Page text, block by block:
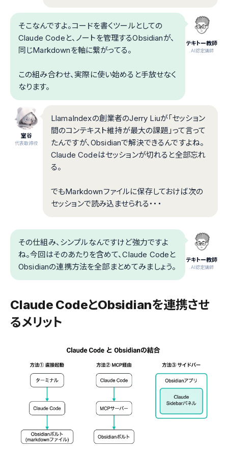
テキトー教師
.AI認定講師
そこなんですよ。コードを書くツールとしての
Claude Codeと、ノートを管理するObsidianが、
同じMarkdownを軸に繋がってる。
この組み合わせ、実際に使い始めると手放せなく
なります。
室谷
代表取締役
LlamaIndexの創業者のJerry Liuが「セッション
間のコンテキスト維持が最大の課題」って言って
たんですが、Obsidianで解決できるんですよね。
Claude Codeはセッションが切れると全部忘れ
る。
でもMarkdownファイルに保存しておけば次の
セッションで読み込ませられる・・・
テキトー教師
.AI認定講師
その仕組み、シンプルなんですけど強力ですよ
ね。今回はそのあたりを含めて、Claude Codeと
Obsidianの連携方法を全部まとめてみましょう。
Claude CodeとObsidianを連携させ
るメリット